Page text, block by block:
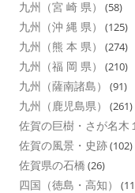
九州（宮 崎 県） (58)
九州（沖 縄 県） (125)
九州（熊 本 県） (274)
九州（福 岡 県） (210)
九州（薩南諸島） (91)
九州（鹿児島県） (261)
佐賀の巨樹・さが名木
佐賀の風景・史跡(102)
佐賀県の石橋 (26)
四国（徳島・高知）